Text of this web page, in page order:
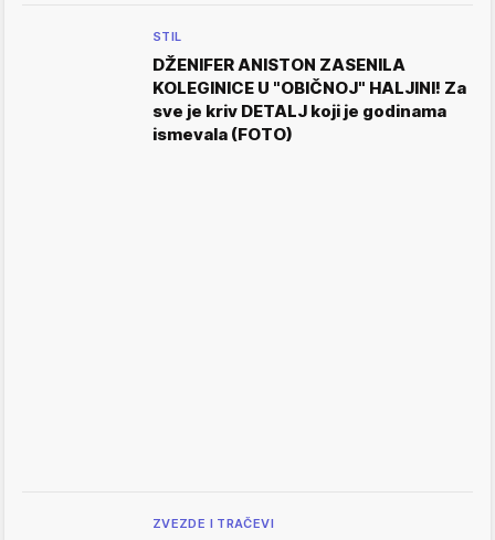
STIL
DŽENIFER ANISTON ZASENILA
KOLEGINICE U "OBIČNOJ" HALJINI! Za
sve je kriv DETALJ koji je godinama
ismevala (FOTO)
ZVEZDE I TRAČEVI